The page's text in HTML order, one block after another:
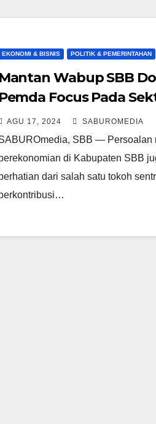
EKONOMI & BISNIS POLITIK & PEMERINTAHAN
Mantan Wabup SBB
Pemda Focus Pada
Indag dan
AGU 17, 2024 SABUROMEDIA
SBB — Persoalan
di Kabupaten SBB
dari salah satu tokoh
berkontribusi…